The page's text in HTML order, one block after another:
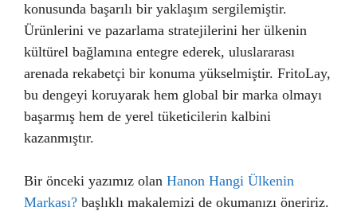
konusunda başarılı bir yaklaşım sergilemiştir.
Ürünlerini ve pazarlama stratejilerini her ülkenin
kültürel bağlamına entegre ederek, uluslararası
arenada rekabetçi bir konuma yükselmiştir. FritoLay,
bu dengeyi koruyarak hem global bir marka olmayı
başarmış hem de yerel tüketicilerin kalbini
kazanmıştır.
Bir önceki yazımız olan Hanon Hangi Ülkenin
Markası? başlıklı makalemizi de okumanızı öneririz.